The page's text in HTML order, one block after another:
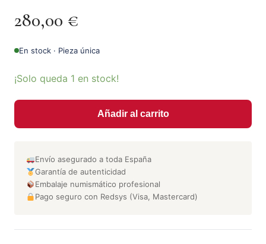
280,00 €
En stock · Pieza única
¡Solo queda 1 en stock!
Añadir al carrito
Envío asegurado a toda España
Garantía de autenticidad
Embalaje numismático profesional
Pago seguro con Redsys (Visa, Mastercard)